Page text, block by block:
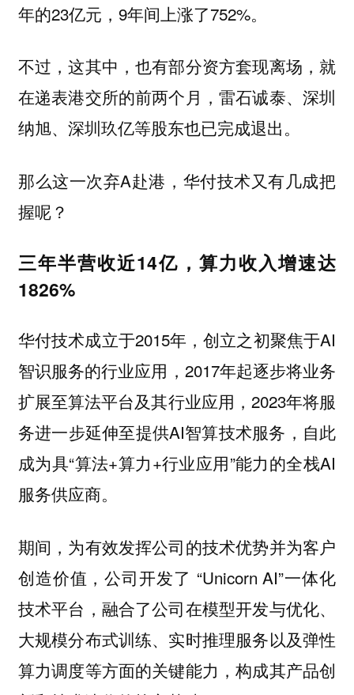
年的23亿元，9年间上涨了752%。
不过，这其中，也有部分资方套现离场，就
在递表港交所的前两个月，雷石诚泰、深圳
纳旭、深圳玖亿等股东也已完成退出。
那么这一次弃A赴港，华付技术又有几成把
握呢？
三年半营收近14亿，算力收入增速达
1826%
华付技术成立于2015年，创立之初聚焦于AI
智识服务的行业应用，2017年起逐步将业务
扩展至算法平台及其行业应用，2023年将服
务进一步延伸至提供AI智算技术服务，自此
成为具“算法+算力+行业应用”能力的全栈AI
服务供应商。
期间，为有效发挥公司的技术优势并为客户
创造价值，公司开发了 “Unicorn AI”一体化
技术平台，融合了公司在模型开发与优化、
大规模分布式训练、实时推理服务以及弹性
算力调度等方面的关键能力，构成其产品创